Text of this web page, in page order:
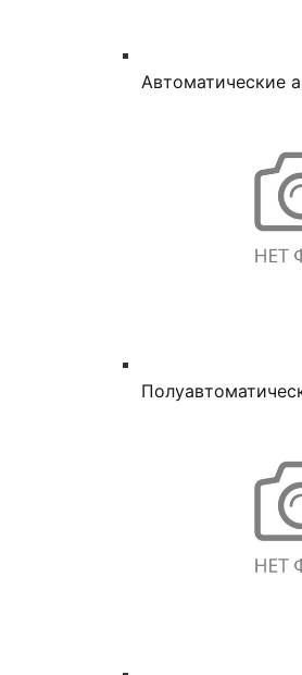
Автоматические